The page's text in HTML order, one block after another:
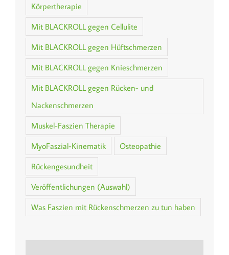
Körpertherapie
Mit BLACKROLL gegen Cellulite
Mit BLACKROLL gegen Hüftschmerzen
Mit BLACKROLL gegen Knieschmerzen
Mit BLACKROLL gegen Rücken- und
Nackenschmerzen
Muskel-Faszien Therapie
MyoFaszial-Kinematik
Osteopathie
Rückengesundheit
Veröffentlichungen (Auswahl)
Was Faszien mit Rückenschmerzen zu tun haben